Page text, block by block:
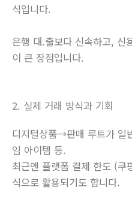
식입니다.
은행 대.출보다 신속하고, 신
이 큰 장점입니다.
2. 실제 거래 방식과 기회
디지털상품→판매 루트가 일
임 아이템 등.
최근엔 플랫폼 결제 한도 (쿠
식으로 활용되기도 합니다.